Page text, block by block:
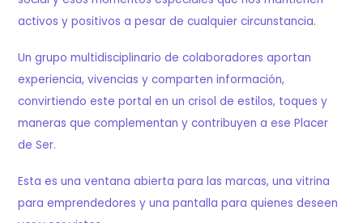
activos y positivos a pesar de cualquier circunstancia.
Un grupo multidisciplinario de colaboradores aportan
experiencia, vivencias y comparten información,
convirtiendo este portal en un crisol de estilos, toques y
maneras que complementan y contribuyen a ese Placer
de Ser.
Esta es una ventana abierta para las marcas, una vitrina
para emprendedores y una pantalla para quienes deseen